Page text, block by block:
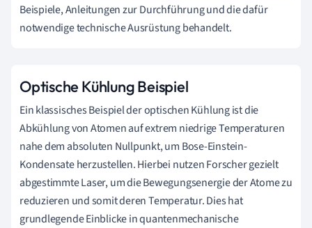
Beispiele, Anleitungen zur Durchführung und die dafür
notwendige technische Ausrüstung behandelt.
Optische Kühlung Beispiel
Ein klassisches Beispiel der optischen Kühlung ist die
Abkühlung von Atomen auf extrem niedrige Temperaturen
nahe dem absoluten Nullpunkt, um Bose-Einstein-
Kondensate herzustellen. Hierbei nutzen Forscher gezielt
abgestimmte Laser, um die Bewegungsenergie der Atome zu
reduzieren und somit deren Temperatur. Dies hat
grundlegende Einblicke in quantenmechanische